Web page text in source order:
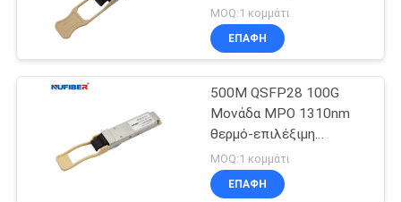
100G-SR4 100G QSFP28
MOQ:1 κομμάτι
ΕΠΑΦΉ
500M QSFP28 100G
Μονάδα MPO 1310nm
θερμό-επιλέξιμη
QSFP28-100G-SR4
MOQ:1 κομμάτι
ΕΠΑΦΉ